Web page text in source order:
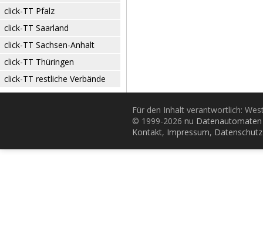
click-TT Pfalz
click-TT Saarland
click-TT Sachsen-Anhalt
click-TT Thüringen
click-TT restliche Verbände
Für den Inhalt verantwortlich:
© 1999-2026 nu
Kontakt, Impressum, Datenschutz